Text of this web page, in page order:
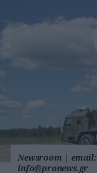
Newsroom | email:
info@pronews.gr